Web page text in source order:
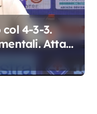
col 4-3-3.
Atta